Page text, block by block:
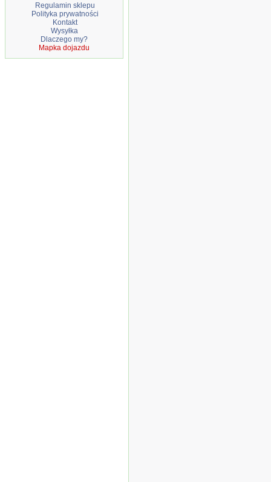
Regulamin sklepu
Polityka prywatności
Kontakt
Wysyłka
Dlaczego my?
Mapka dojazdu